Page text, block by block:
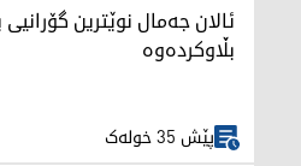
ئالان جەمال نوێترین
بڵاوکردەوە
پێش 35 خولەک